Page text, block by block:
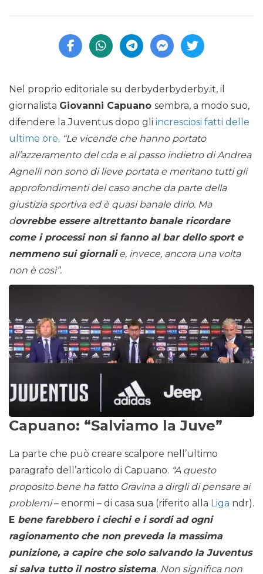
Nel proprio editoriale su derbyderbyderby.it, il
giornalista Giovanni Capuano sembra, a modo suo,
difendere la Juventus dopo gli incresciosi fatti delle
ultime ore. “Le vicende che hanno portato
all’azzeramento del cda e al passo indietro di Andrea
Agnelli non sono di lieve portata e meritano tutti gli
approfondimenti del caso anche da parte della
giustizia sportiva ed è quasi banale dirlo. Ma
dovrebbe essere altrettanto banale ricordare
come i processi non si fanno al bar dello sport e
nemmeno sui giornalie, invece, ancora una volta
non è così”.
Capuano: “Salviamo la Juve”
La parte che può creare scalpore nell’ultimo
paragrafo dell’articolo di Capuano. “A questo
proposito bene ha fatto Gravina a dirgli di pensare ai
problemi– enormi – di casa sua (riferito alla Liga ndr).
E bene farebbero i ciechi e i sordi ad ogni
ragionamento che non preveda la massima
punizione, a capire che solo salvando la Juventus
si salva tutto il nostro sistema. Non significa non